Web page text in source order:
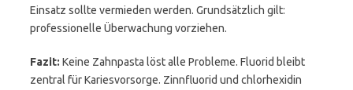
Einsatz sollte vermieden werden. Grundsätzlich gilt:
professionelle Überwachung vorziehen.
Fazit: Keine Zahnpasta löst alle Probleme. Fluorid bleibt
zentral für Kariesvorsorge. Zinnfluorid und chlorhexidin